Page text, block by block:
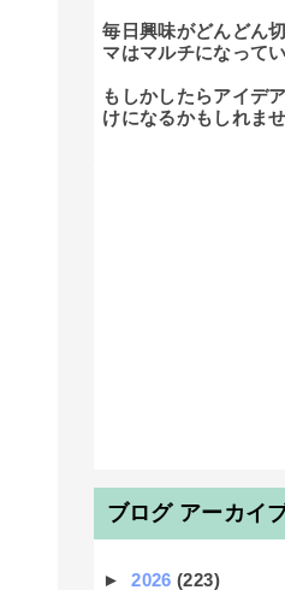
毎日興味がどんどん
マはマルチになってい
もしかしたらアイデ
けになるかもしれませ
ブログ アーカイ
►2026(223)